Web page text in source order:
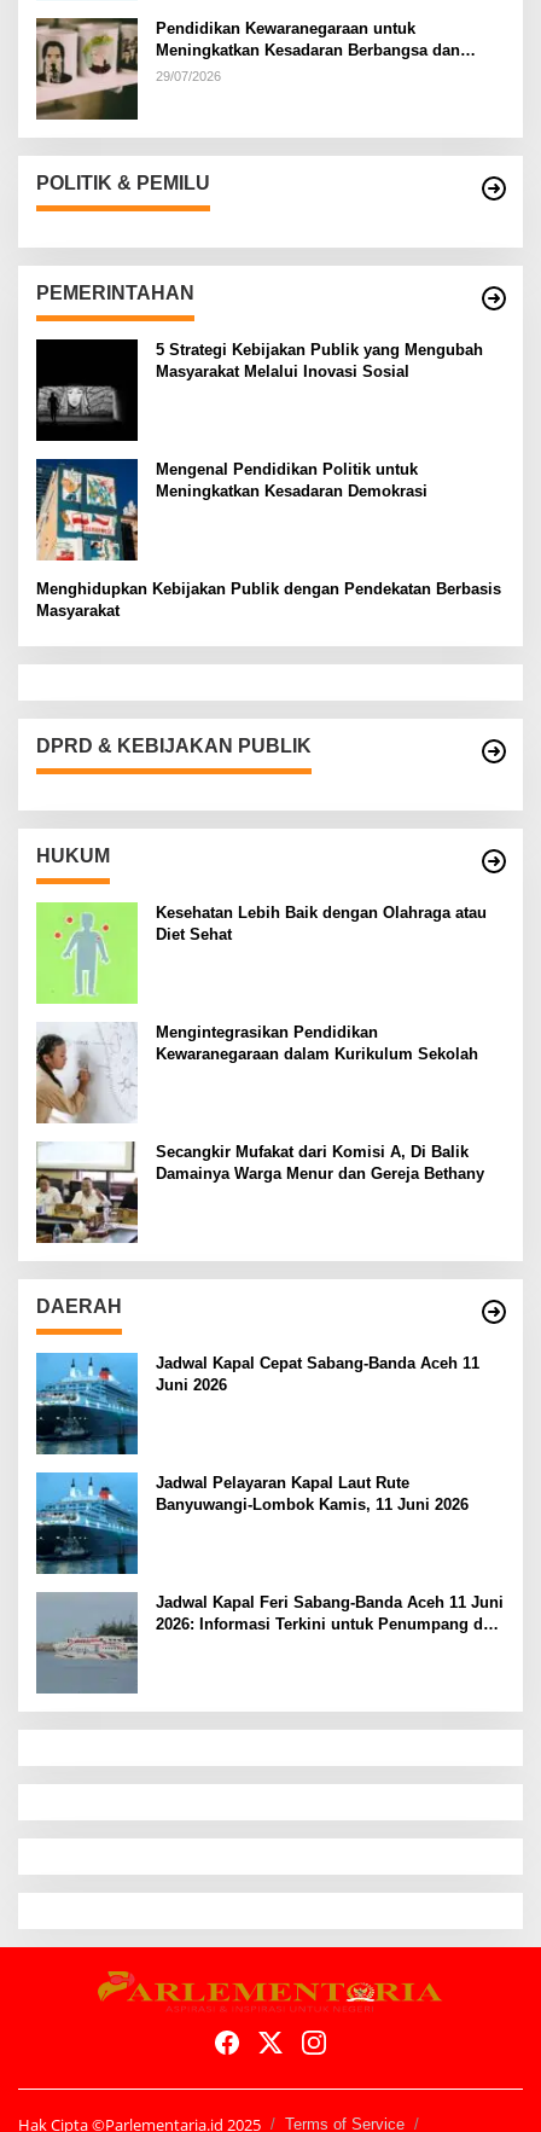
Pendidikan Kewaranegaraan untuk
Meningkatkan Kesadaran Berbangsa dan
Bernegara di…
29/07/2026
POLITIK & PEMILU
PEMERINTAHAN
5 Strategi Kebijakan Publik yang Mengubah
Masyarakat Melalui Inovasi Sosial
Mengenal Pendidikan Politik untuk
Meningkatkan Kesadaran Demokrasi
Menghidupkan Kebijakan Publik dengan Pendekatan Berbasis
Masyarakat
DPRD & KEBIJAKAN PUBLIK
HUKUM
Kesehatan Lebih Baik dengan Olahraga atau
Diet Sehat
Mengintegrasikan Pendidikan
Kewaranegaraan dalam Kurikulum Sekolah
Secangkir Mufakat dari Komisi A, Di Balik
Damainya Warga Menur dan Gereja Bethany
DAERAH
Jadwal Kapal Cepat Sabang-Banda Aceh 11
Juni 2026
Jadwal Pelayaran Kapal Laut Rute
Banyuwangi-Lombok Kamis, 11 Juni 2026
Jadwal Kapal Feri Sabang-Banda Aceh 11 Juni
2026: Informasi Terkini untuk Penumpang dan
Hak Cipta ©Parlementaria.id 2025 Terms of Service